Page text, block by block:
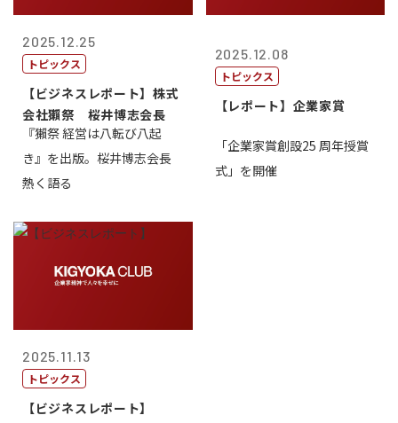
2025.12.25
トピックス
【ビジネスレポート】株式
会社獺祭 桜井博志会長
『獺祭 経営は八転び八起
き』を出版。桜井博志会長
熱く語る
2025.12.08
トピックス
【レポート】企業家賞
「企業家賞創設25 周年授賞
式」を開催
2025.11.13
トピックス
【ビジネスレポート】